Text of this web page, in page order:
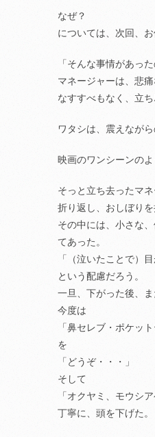
なぜ？
については、次回、お
「そんな事情があっ
マネージャーは、悲痛
なすすべもなく、立ち
ワタシは、震えながら
映画のワンシーンのよ
そっと立ち去ったマネ
折り返し、おしぼりを
その中には、小さな
てあった。
「（泣いたことで）
という配慮だろう。
一旦、下がった後、ま
今度は
「鼻セレブ・ポケット
を
「どうぞ・・・」
そして
「オクヤミ、モウシア
丁寧に、頭を下げた。